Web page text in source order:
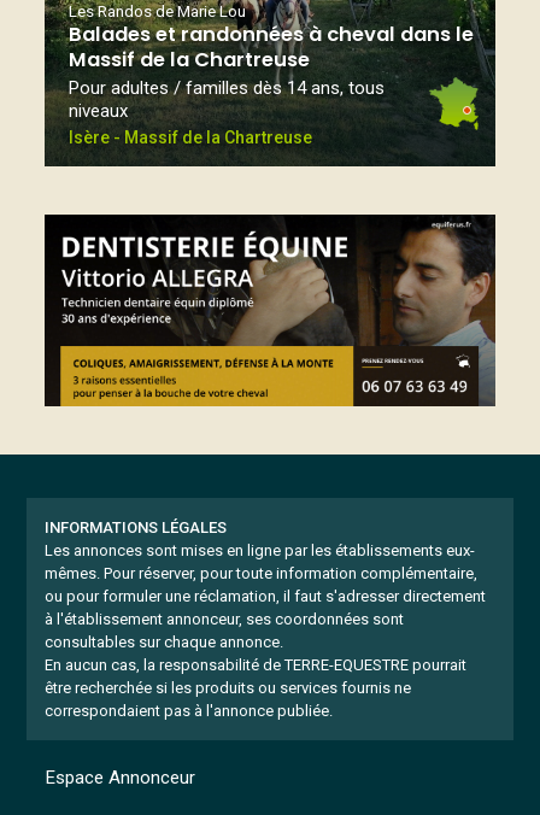
Les Randos de Marie Lou
Balades et randonnées à cheval dans le
Massif de la Chartreuse
Pour adultes / familles dès 14 ans, tous
niveaux
Isère - Massif de la Chartreuse
INFORMATIONS LÉGALES
Les annonces sont mises en ligne par les établissements eux-
mêmes. Pour réserver, pour toute information complémentaire,
ou pour formuler une réclamation, il faut s'adresser directement
à l'établissement annonceur, ses coordonnées sont
consultables sur chaque annonce.
En aucun cas, la responsabilité de TERRE-EQUESTRE pourrait
être recherchée si les produits ou services fournis ne
correspondaient pas à l'annonce publiée.
Espace Annonceur